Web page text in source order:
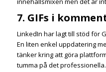
7. GIFs i
LinkedIn har lagt till stöd för
En liten enkel uppdatering
tänker kring att göra
tumma på det professionella.